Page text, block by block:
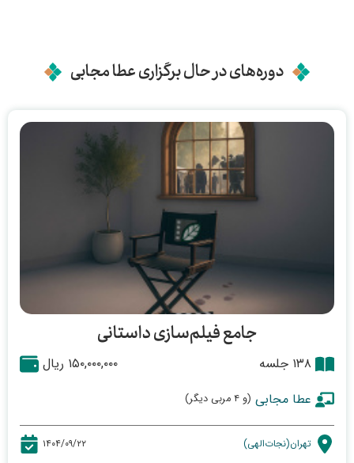
دوره‌های در حال برگزاری عطا مجابی
جامع فیلم‌سازی داستانی
۱۳۸ جلسه
۱۵۰,۰۰۰,۰۰۰ ریال
عطا مجابی (و ۴ مربی دیگر)
تهران(نجات‌الهی) ۱۴۰۴/۰۹/۲۲